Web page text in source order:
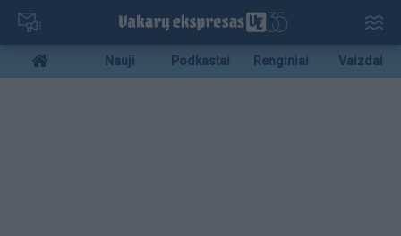
Pereiti
pagrindinį
turinį
Mobile
menu
Nauji Podkastai Renginiai Vaizdai